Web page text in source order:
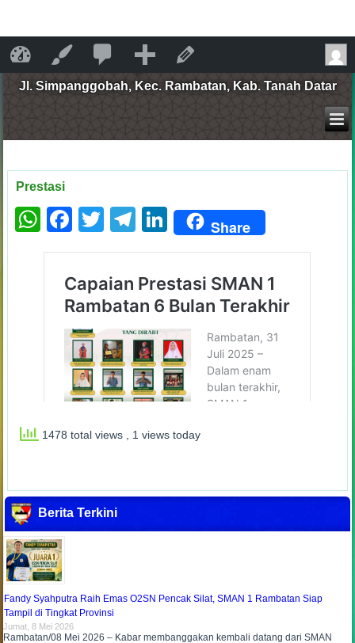
SMA Negeri 1 Rambatan
Jl. Simpanggobah, Kec. Rambatan, Kab. Tanah Datar
Prestasi
WhatsApp
Facebook
Twitter
Telegram
LinkedIn
Share
1478 total views , 1 views today
Berita Terkini
Fandy Syahputra Raih Emas O2SN Pencak Silat, SMAN 1 Rambatan Siap
Tampil di Tingkat Provinsi
Jumat, 8 Mei 2026
Rambatan/08 Mei 2026 – Kabar membanggakan kembali datang dari SMAN
SMA Negeri 1 Rambatan
Sesuaikan
komentar